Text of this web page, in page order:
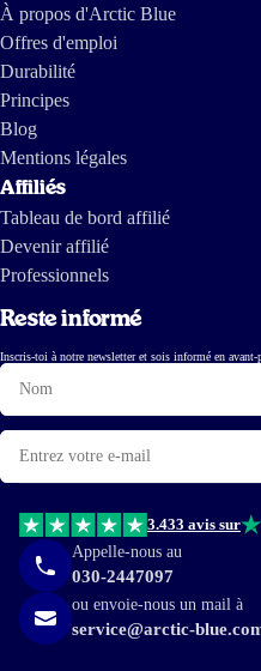
À propos d'Arctic Blue
Offres d'emploi
Durabilité
Principes
Blog
Mentions légales
Affiliés
Tableau de bord affilié
Devenir affilié
Professionnels
Reste informé
Inscris-toi à notre newsletter et sois informé en avant-
Nom
E-
mail
3.433 avis sur
Appelle-nous au
030-2447097
ou envoie-nous un mail à
service@arctic-